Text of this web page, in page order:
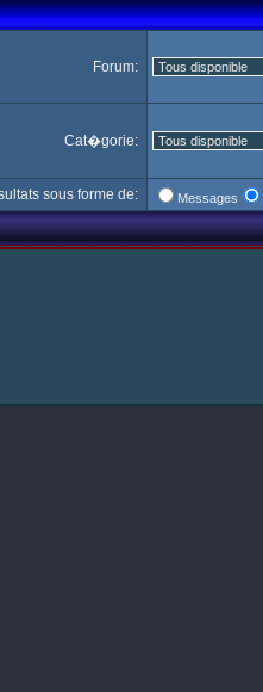
Forum:
Cat�gorie:
sous forme de: Messages